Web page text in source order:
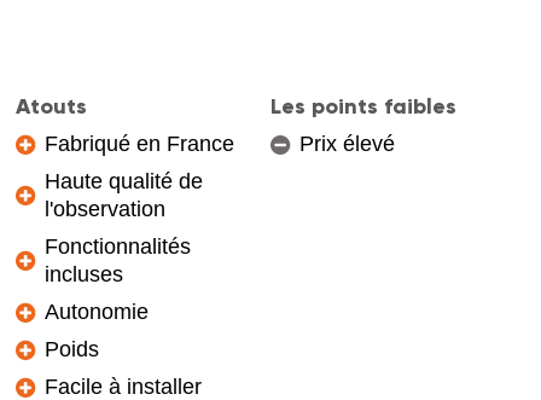
Atouts
Fabriqué en France
Haute qualité de
l'observation
Fonctionnalités
incluses
Autonomie
Poids
Facile à installer
Les points faibles
Prix élevé